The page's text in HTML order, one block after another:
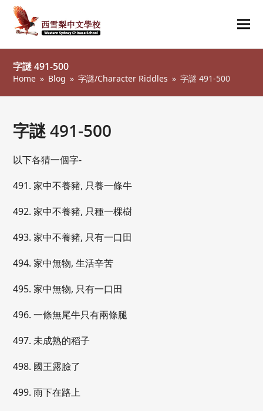
字謎 491-500
Home » Blog » 字謎/Character Riddles » 字謎 491-500
字謎 491-500
以下各猜一個字-
491. 家中不養豬, 只養一條牛
492. 家中不養豬, 只種一棵樹
493. 家中不養豬, 只有一口田
494. 家中無物, 生活辛苦
495. 家中無物, 只有一口田
496. 一條無尾牛只有兩條腿
497. 未成熟的稻子
498. 國王露臉了
499. 雨下在路上